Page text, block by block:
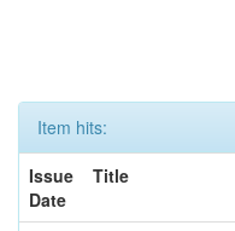
Item hits:
Issue
Date
Title